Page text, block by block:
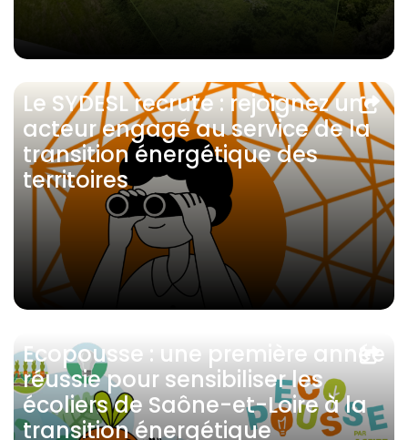
Le SYDESL recrute : rejoignez un
acteur engagé au service de la
transition énergétique des
territoires
Ecopousse : une première année
réussie pour sensibiliser les
écoliers de Saône-et-Loire à la
transition énergétique